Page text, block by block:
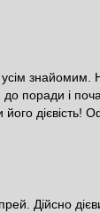
знайомим.
до поради і
дієвість!
Дійсно